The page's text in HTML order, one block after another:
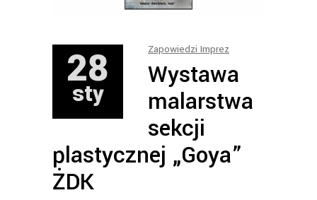
28
sty
Zapowiedzi Imprez
Wystawa
malarstwa
sekcji
plastycznej „Goya”
ŻDK